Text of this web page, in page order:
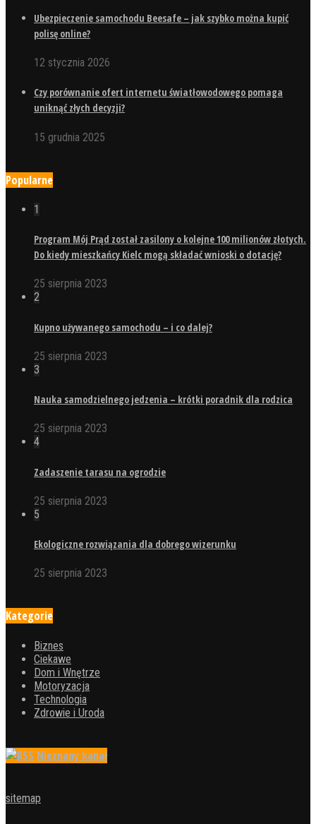
Ubezpieczenie samochodu Beesafe – jak szybko można kupić
polisę online?
12 stycznia 2026
Czy porównanie ofert internetu światłowodowego pomaga
uniknąć złych decyzji?
15 grudnia 2025
Popularne
1
Program Mój Prąd został zasilony o kolejne 100 milionów złotych.
Do kiedy mieszkańcy Kielc mogą składać wnioski o dotację?
25 sierpnia 2023
2
Kupno używanego samochodu – i co dalej?
25 sierpnia 2023
3
Nauka samodzielnego jedzenia – krótki poradnik dla rodzica
25 sierpnia 2023
4
Zadaszenie tarasu na ogrodzie
25 sierpnia 2023
5
Ekologiczne rozwiązania dla dobrego wizerunku
25 sierpnia 2023
Kategorie
Biznes
Ciekawe
Dom i Wnętrze
Motoryzacja
Technologia
Zdrowie i Uroda
Nieznany kanał
sitemap